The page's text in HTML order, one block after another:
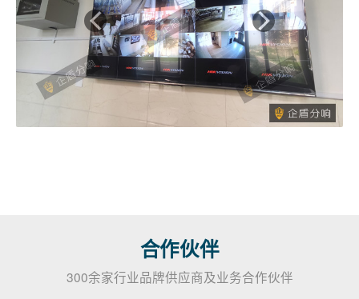
合作伙伴
300余家行业品牌供应商及业务合作伙伴